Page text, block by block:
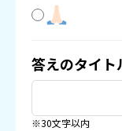
答えのタイト
※30文字以内